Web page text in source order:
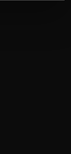
sito con i
combinarle
che hanno